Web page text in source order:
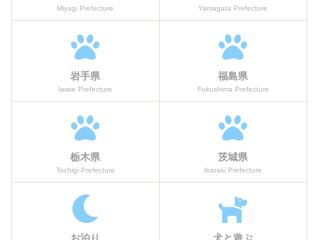
Miyagi Prefecture Yamagata Prefecture
岩手県
Iwate Prefecture
福島県
Fukushima Prefecture
栃木県
Tochigi Prefecture
茨城県
Ibaraki Prefecture